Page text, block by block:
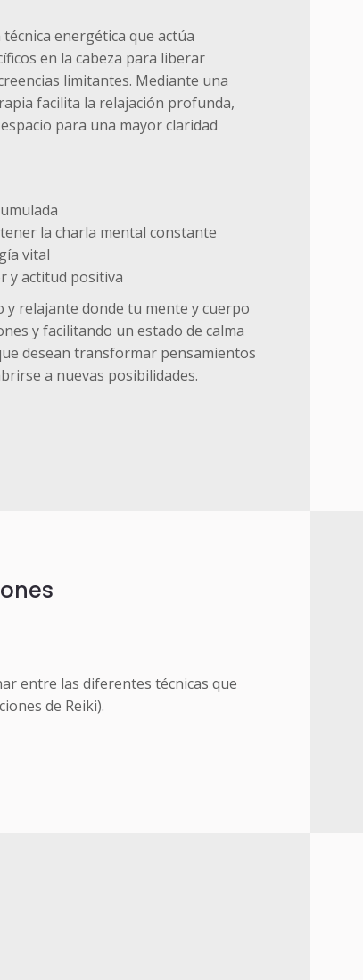
energética que actúa
en la cabeza para liberar
limitantes. Mediante una
facilita la relajación profunda,
para una mayor claridad
la charla mental constante
vital
y actitud positiva
y relajante donde tu mente y cuerpo
y facilitando un estado de calma
desean transformar pensamientos
a nuevas posibilidades.
entre las diferentes técnicas que
de Reiki).